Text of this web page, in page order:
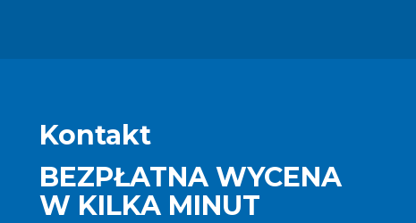
Kontakt
BEZPŁATNA WYCENA
W KILKA MINUT